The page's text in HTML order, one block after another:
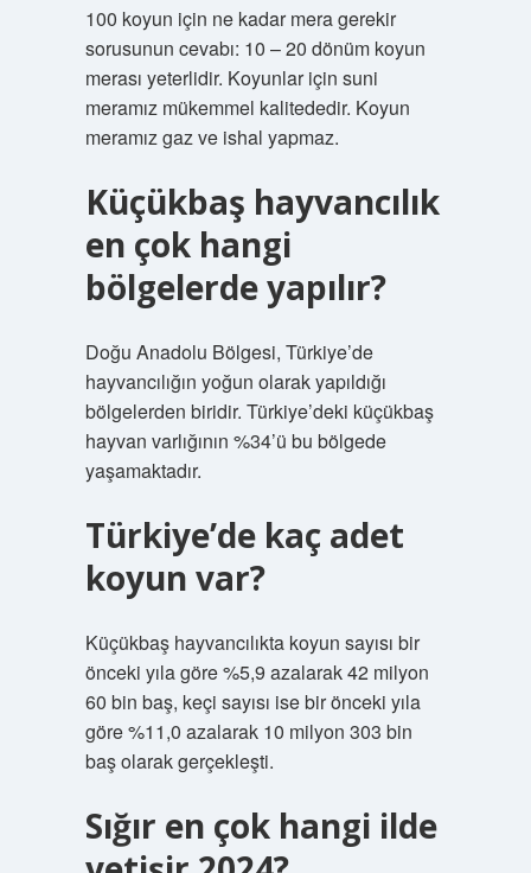
100 koyun için ne kadar mera gerekir
sorusunun cevabı: 10 – 20 dönüm koyun
merası yeterlidir. Koyunlar için suni
meramız mükemmel kalitededir. Koyun
meramız gaz ve ishal yapmaz.
Küçükbaş hayvancılık
en çok hangi
bölgelerde yapılır?
Doğu Anadolu Bölgesi, Türkiye’de
hayvancılığın yoğun olarak yapıldığı
bölgelerden biridir. Türkiye’deki küçükbaş
hayvan varlığının %34’ü bu bölgede
yaşamaktadır.
Türkiye’de kaç adet
koyun var?
Küçükbaş hayvancılıkta koyun sayısı bir
önceki yıla göre %5,9 azalarak 42 milyon
60 bin baş, keçi sayısı ise bir önceki yıla
göre %11,0 azalarak 10 milyon 303 bin
baş olarak gerçekleşti.
Sığır en çok hangi ilde